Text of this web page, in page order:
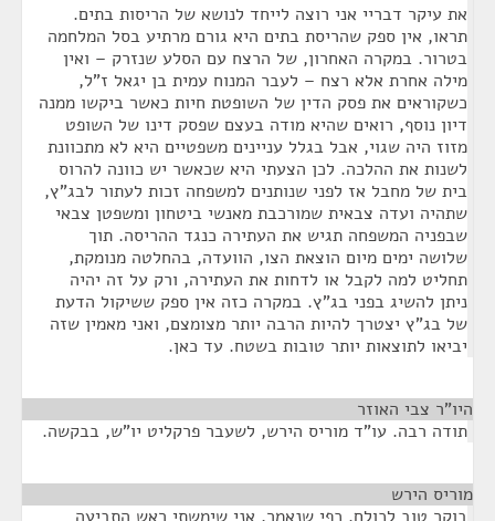
את עיקר דבריי אני רוצה לייחד לנושא של הריסות בתים.
תראו, אין ספק שהריסת בתים היא גורם מרתיע בסל המלחמה
בטרור. במקרה האחרון, של הרצח עם הסלע שנזרק – ואין
מילה אחרת אלא רצח – לעבר המנוח עמית בן יגאל ז"ל,
כשקוראים את פסק הדין של השופטת חיות כאשר ביקשו ממנה
דיון נוסף, רואים שהיא מודה בעצם שפסק דינו של השופט
מזוז היה שגוי, אבל בגלל עניינים משפטיים היא לא מתכוונת
לשנות את ההלכה. לכן הצעתי היא שכאשר יש כוונה להרוס
בית של מחבל אז לפני שנותנים למשפחה זכות לעתור לבג"ץ,
שתהיה ועדה צבאית שמורכבת מאנשי ביטחון ומשפטן צבאי
שבפניה המשפחה תגיש את העתירה כנגד ההריסה. תוך
שלושה ימים מיום הוצאת הצו, הוועדה, בהחלטה מנומקת,
תחליט למה לקבל או לדחות את העתירה, ורק על זה יהיה
ניתן להשיג בפני בג"ץ. במקרה כזה אין ספק ששיקול הדעת
של בג"ץ יצטרך להיות הרבה יותר מצומצם, ואני מאמין שזה
יביאו לתוצאות יותר טובות בשטח. עד כאן.
היו"ר צבי האוזר
תודה רבה. עו"ד מוריס הירש, לשעבר פרקליט יו"ש, בבקשה.
מוריס הירש